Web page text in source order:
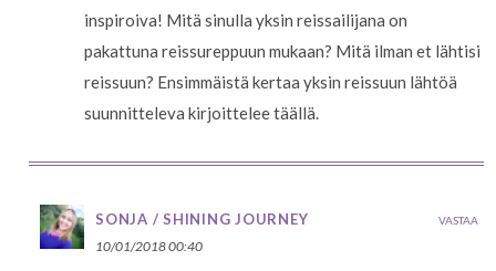
inspiroiva! Mitä sinulla yksin reissailijana on
pakattuna reissureppuun mukaan? Mitä ilman et lähtisi
reissuun? Ensimmäistä kertaa yksin reissuun lähtöä
suunnitteleva kirjoittelee täällä.
SONJA / SHINING JOURNEY
10/01/2018 00:40
VASTAA